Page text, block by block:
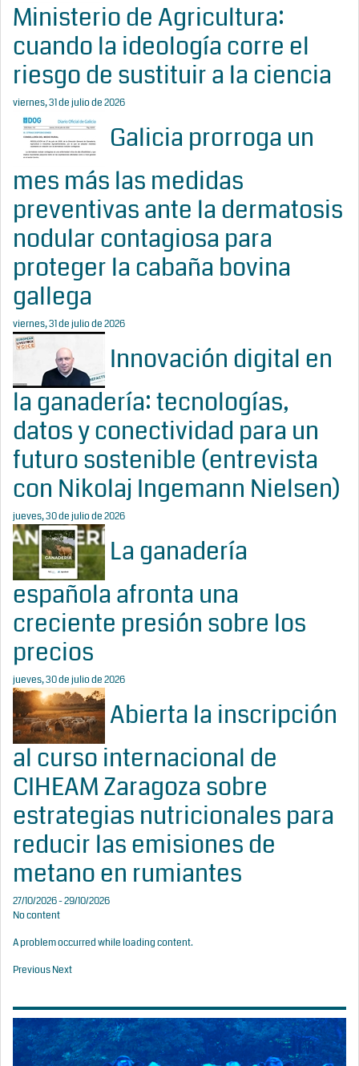
Ministerio de Agricultura:
cuando la ideología corre el
riesgo de sustituir a la ciencia
viernes, 31 de julio de 2026
Galicia prorroga un
mes más las medidas
preventivas ante la dermatosis
nodular contagiosa para
proteger la cabaña bovina
gallega
viernes, 31 de julio de 2026
Innovación digital en
la ganadería: tecnologías,
datos y conectividad para un
futuro sostenible (entrevista
con Nikolaj Ingemann Nielsen)
jueves, 30 de julio de 2026
La ganadería
española afronta una
creciente presión sobre los
precios
jueves, 30 de julio de 2026
Abierta la inscripción
al curso internacional de
CIHEAM Zaragoza sobre
estrategias nutricionales para
reducir las emisiones de
metano en rumiantes
27/10/2026 - 29/10/2026
No content
A problem occurred while loading content.
PreviousNext